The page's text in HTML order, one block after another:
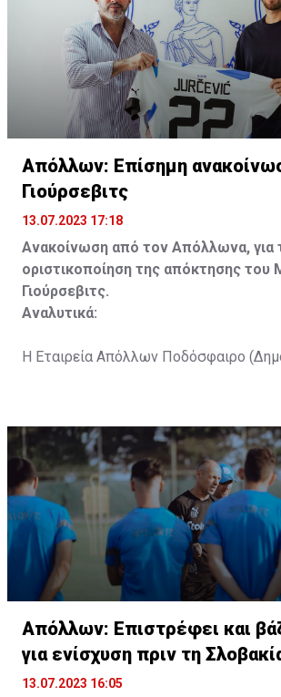
Απόλλων: Επίσημη
Γιούρσεβιτς
13.07.2023 17:18
Ανακοίνωση από τον Απόλλωνα, για
οριστικοποίηση της απόκτησης του
Γιούρσεβιτς.
Αναλυτικά:
Η Εταιρεία Απόλλων Ποδόσφαιρο
εξετάσεις στις οποίες υποβλήθηκε.
Απόλλων: Επιστρέφει και
για ενίσχυση πριν τη
13.07.2023 16:05